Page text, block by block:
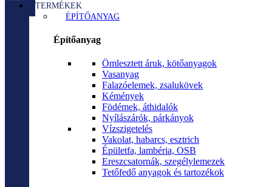
TERMÉKEK
ÉPÍTŐANYAG
Építőanyag
Ömlesztett áruk, kötőanyagok
Vasanyag
Falazóelemek, zsalukövek
Kémények
Födémek, áthidalók
Nyílászárók, párkányok
Vízszigetelés
Vakolat, habarcs, esztrich
Épületfa, lambéria, OSB
Ereszcsatornák, szegélylemezek
Tetőfedő anyagok és tartozékok